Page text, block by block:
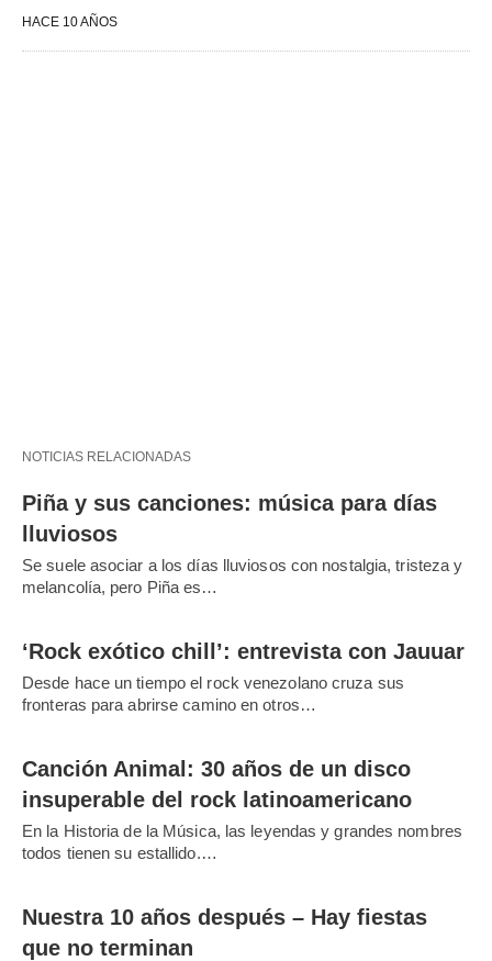
HACE 10 AÑOS
NOTICIAS RELACIONADAS
Piña y sus canciones: música para días
lluviosos
Se suele asociar a los días lluviosos con nostalgia, tristeza y
melancolía, pero Piña es…
‘Rock exótico chill’: entrevista con Jauuar
Desde hace un tiempo el rock venezolano cruza sus
fronteras para abrirse camino en otros…
Canción Animal: 30 años de un disco
insuperable del rock latinoamericano
En la Historia de la Música, las leyendas y grandes nombres
todos tienen su estallido.…
Nuestra 10 años después – Hay fiestas
que no terminan